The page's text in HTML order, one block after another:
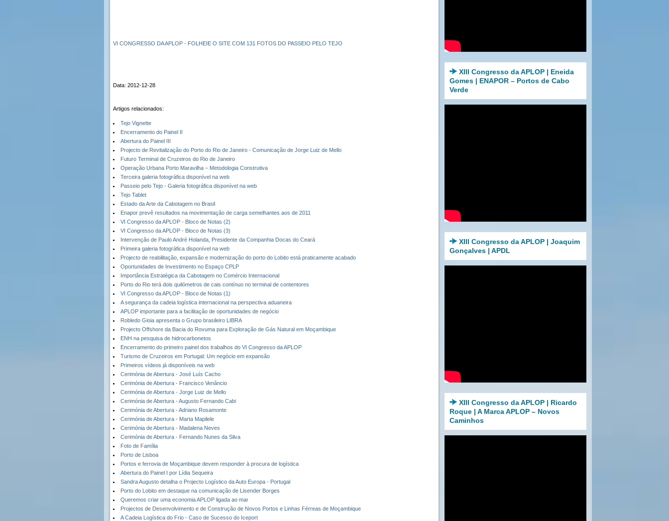
VI CONGRESSO DA APLOP - FOLHEIE O SITE COM 131 FOTOS DO PASSEIO PELO TEJO
Data: 2012-12-28
Artigos relacionados:
Tejo Vignette
Encerramento do Painel II
Abertura do Painel III
Projecto de Revitalização do Porto do Rio de Janeiro - Comunicação de Jorge Luiz de Mello
Futuro Terminal de Cruzeiros do Rio de Janeiro
Operação Urbana Porto Maravilha – Metodologia Construtiva
Terceira galeria fotográfica disponível na web
Passeio pelo Tejo - Galeria fotográfica disponível na web
Tejo Tablet
Estado da Arte da Cabotagem no Brasil
Enapor prevê resultados na movimentação de carga semelhantes aos de 2011
VI Congresso da APLOP - Bloco de Notas (2)
VI Congresso da APLOP - Bloco de Notas (3)
Intervenção de Paulo André Holanda, Presidente da Companhia Docas do Ceará
Primeira galeria fotográfica disponível na web
Projecto de reabilitação, expansão e modernização do porto do Lobito está praticamente acabado
Oportunidades de Investimento no Espaço CPLP
Importância Estratégica da Cabotagem no Comércio Internacional
Porto do Rio terá dois quilómetros de cais contínuo no terminal de contentores
VI Congresso da APLOP - Bloco de Notas (1)
A segurança da cadeia logística internacional na perspectiva aduaneira
APLOP importante para a facilitação de oportunidades de negócio
Robledo Gioia apresenta o Grupo brasileiro LIBRA
Projecto Offshore da Bacia do Rovuma para Exploração de Gás Natural em Moçambique
ENH na pesquisa de hidrocarbonetos
Encerramento do primeiro painel dos trabalhos do VI Congresso da APLOP
Turismo de Cruzeiros em Portugal: Um negócio em expansão
Primeiros vídeos já disponíveis na web
Cerimónia de Abertura - José Luís Cacho
Cerimónia de Abertura - Francisco Venâncio
Cerimónia de Abertura - Jorge Luiz de Mello
Cerimónia de Abertura - Augusto Fernando Cabi
Cerimónia de Abertura - Adriano Rosamonte
Cerimónia de Abertura - Marta Mapilele
Cerimónia de Abertura - Madalena Neves
Cerimónia de Abertura - Fernando Nunes da Silva
Foto de Família
Porto de Lisboa
Portos e ferrovia de Moçambique devem responder à procura de logística
Abertura do Painel I por Lídia Sequeira
Sandra Augusto detalha o Projecto Logístico da Auto Europa - Portugal
Porto do Lobito em destaque na comunicação de Lisender Borges
Queremos criar uma economia APLOP ligada ao mar
Projectos de Desenvolvimento e de Construção de Novos Portos e Linhas Férreas de Moçambique
A Cadeia Logística do Frio - Caso de Sucesso do Iceport
XIII Congresso da APLOP | Eneida
Gomes | ENAPOR – Portos de Cabo
Verde
XIII Congresso da APLOP | Joaquim
Gonçalves | APDL
XIII Congresso da APLOP | Ricardo
Roque | A Marca APLOP – Novos
Caminhos